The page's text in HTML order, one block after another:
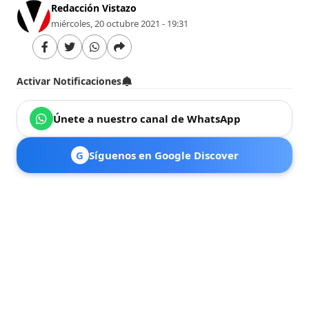
Redacción Vistazo
miércoles, 20 octubre 2021 - 19:31
Activar Notificaciones
Únete a nuestro canal de WhatsApp
G Síguenos en Google Discover